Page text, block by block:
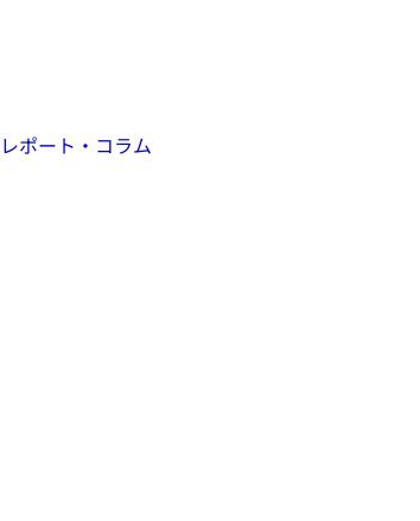
レポート・コラム